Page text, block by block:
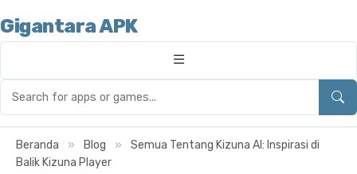
Gigantara APK
Beranda » Blog »
Semua Tentang Kizuna AI: Inspirasi di
Balik Kizuna Player